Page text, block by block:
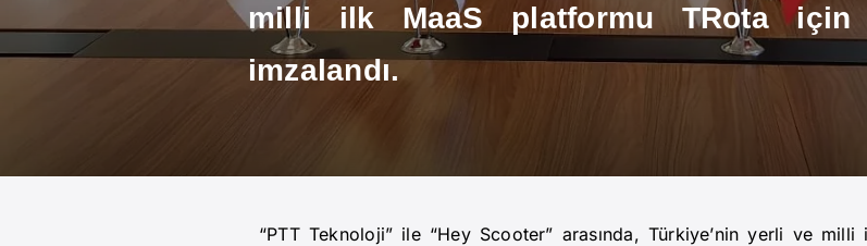
milli ilk MaaS platformu TRota
imzalandı.
“PTT Teknoloji” ile “Hey Scooter” arasında, Türkiye’nin yerli ve